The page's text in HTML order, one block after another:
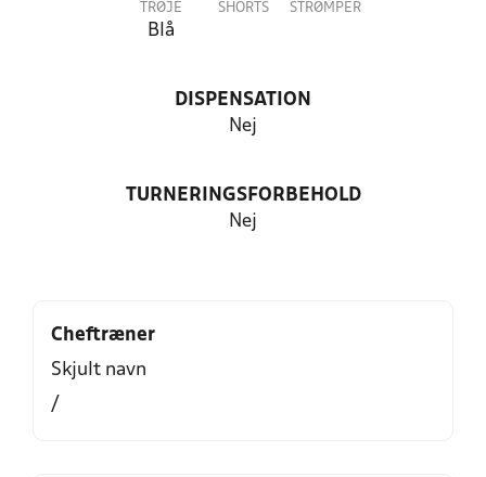
TRØJE
Blå
SHORTS STRØMPER
DISPENSATION
Nej
TURNERINGSFORBEHOLD
Nej
Cheftræner
Skjult navn
/